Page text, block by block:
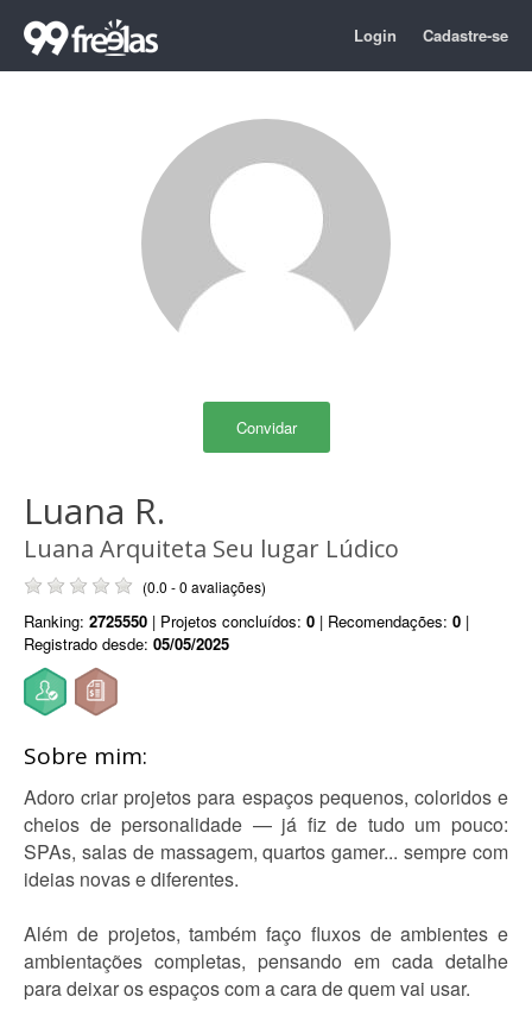
Login Cadastre-se
Convidar
Luana R.
Luana Arquiteta Seu lugar Lúdico
(0.0 - 0 avaliações)
Ranking: 2725550 | Projetos concluídos: 0 | Recomendações: 0 |
Registrado desde: 05/05/2025
Sobre mim:
Adoro criar projetos para espaços pequenos, coloridos e
cheios de personalidade — já fiz de tudo um pouco:
SPAs, salas de massagem, quartos gamer... sempre com
ideias novas e diferentes.
Além de projetos, também faço fluxos de ambientes e
ambientações completas, pensando em cada detalhe
para deixar os espaços com a cara de quem vai usar.